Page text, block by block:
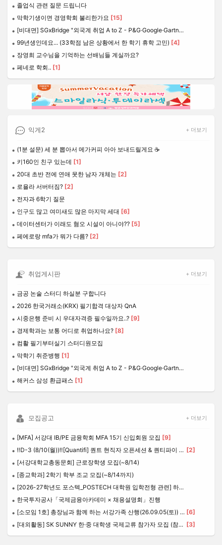
졸업식 관련 질문 드립니다
막학기생이면 경영학회 불리한가요 [15]
[비대면] SGxBridge "외국계 취업 A to Z - P&G·Google·Gartner를 경험한 현직자가 들려주는 외국계 취업 전략과 커리어 성장법"
99년생인데요... (33학점 남은 상황에서 한 학기 휴학 고민) [4]
장영희 교수님을 기억하는 선배님들 계실까요?
페네로 학회.. [1]
익게2 + 더보기
(1분 설문) 세 분 뽑아서 메가커피 아아 보내드릴게요 ☕
키160인 친구 있는데 [1]
20대 초반 전에 연애 못한 남자 개체는 [2]
로욜라 서버터짐? [2]
전자과 6학기 질문
인구도 많고 여미새도 많은 마지막 세대 [6]
데이터센터가 이래도 혐오 시설이 아니야?? [5]
페에로랑 mfa가 뭐가 다름? [2]
취업게시판 + 더보기
금공 논술 스터디 하실분 구합니다
2026 한국거래소(KRX) 필기합격 대상자 QnA
시중은행 준비 시 우대자격증 필수일까요..? [9]
경제학과는 보통 어디로 취업하나요? [8]
컴활 필기부터실기 스터디원모집
막학기 취준병행 [1]
[비대면] SGxBridge "외국계 취업 A to Z - P&G·Google·Gartner를 경험한 현직자가 들려주는 외국계 취업 전략과 커리어 성장법"
해커스 삼성 환급패스 [1]
모집공고 + 더보기
[MFA] 서강대 IB/PE 금융학회 MFA 15기 신입회원 모집 [9]
‼️D-3 (8/10(월))‼️[Quantifi] 퀀트 현직자 오픈세션 & 퀀티파이 7기 리크루팅 설명회
[2]
[서강대학교총동문회] 근로장학생 모집(~8/14)
[종교학과] 2학기 학부 조교 모집(~8/14까지)
[2026-27학년도 포스텍_POSTECH 대학원 입학전형 관련] 하반기 온라인 설명회
한국투자공사「국제금융아카데미 × 채용설명회」진행
[소모임 1호] 총장님과 함께 하는 서강가족 산행(26.09.05(토)) - 함께 하실 재학생 후배님들을 모십니다.
[6]
[대외활동] SK SUNNY 한·중 대학생 국제교류 참가자 모집 (참가비 전액 지원)
[3]